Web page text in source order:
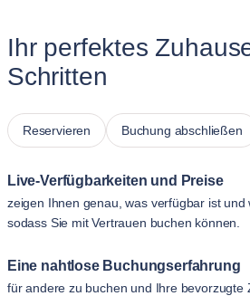
Ihr perfektes
Schritten
Reservieren Buchung abschließen
Live-Verfügbarkeiten und Preise
zeigen Ihnen genau, was verfügbar ist und
sodass Sie mit Vertrauen buchen können.
Eine nahtlose Buchungserfahrung
für andere zu buchen und Ihre bevorzugte